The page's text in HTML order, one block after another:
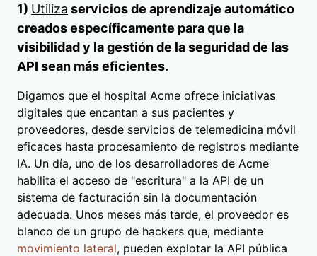
1) Utiliza servicios de aprendizaje automático
creados específicamente para que la
visibilidad y la gestión de la seguridad de las
API sean más eficientes.
Digamos que el hospital Acme ofrece iniciativas
digitales que encantan a sus pacientes y
proveedores, desde servicios de telemedicina móvil
eficaces hasta procesamiento de registros mediante
IA. Un día, uno de los desarrolladores de Acme
habilita el acceso de "escritura" a la API de un
sistema de facturación sin la documentación
adecuada. Unos meses más tarde, el proveedor es
blanco de un grupo de hackers que, mediante
movimiento lateral, pueden explotar la API pública